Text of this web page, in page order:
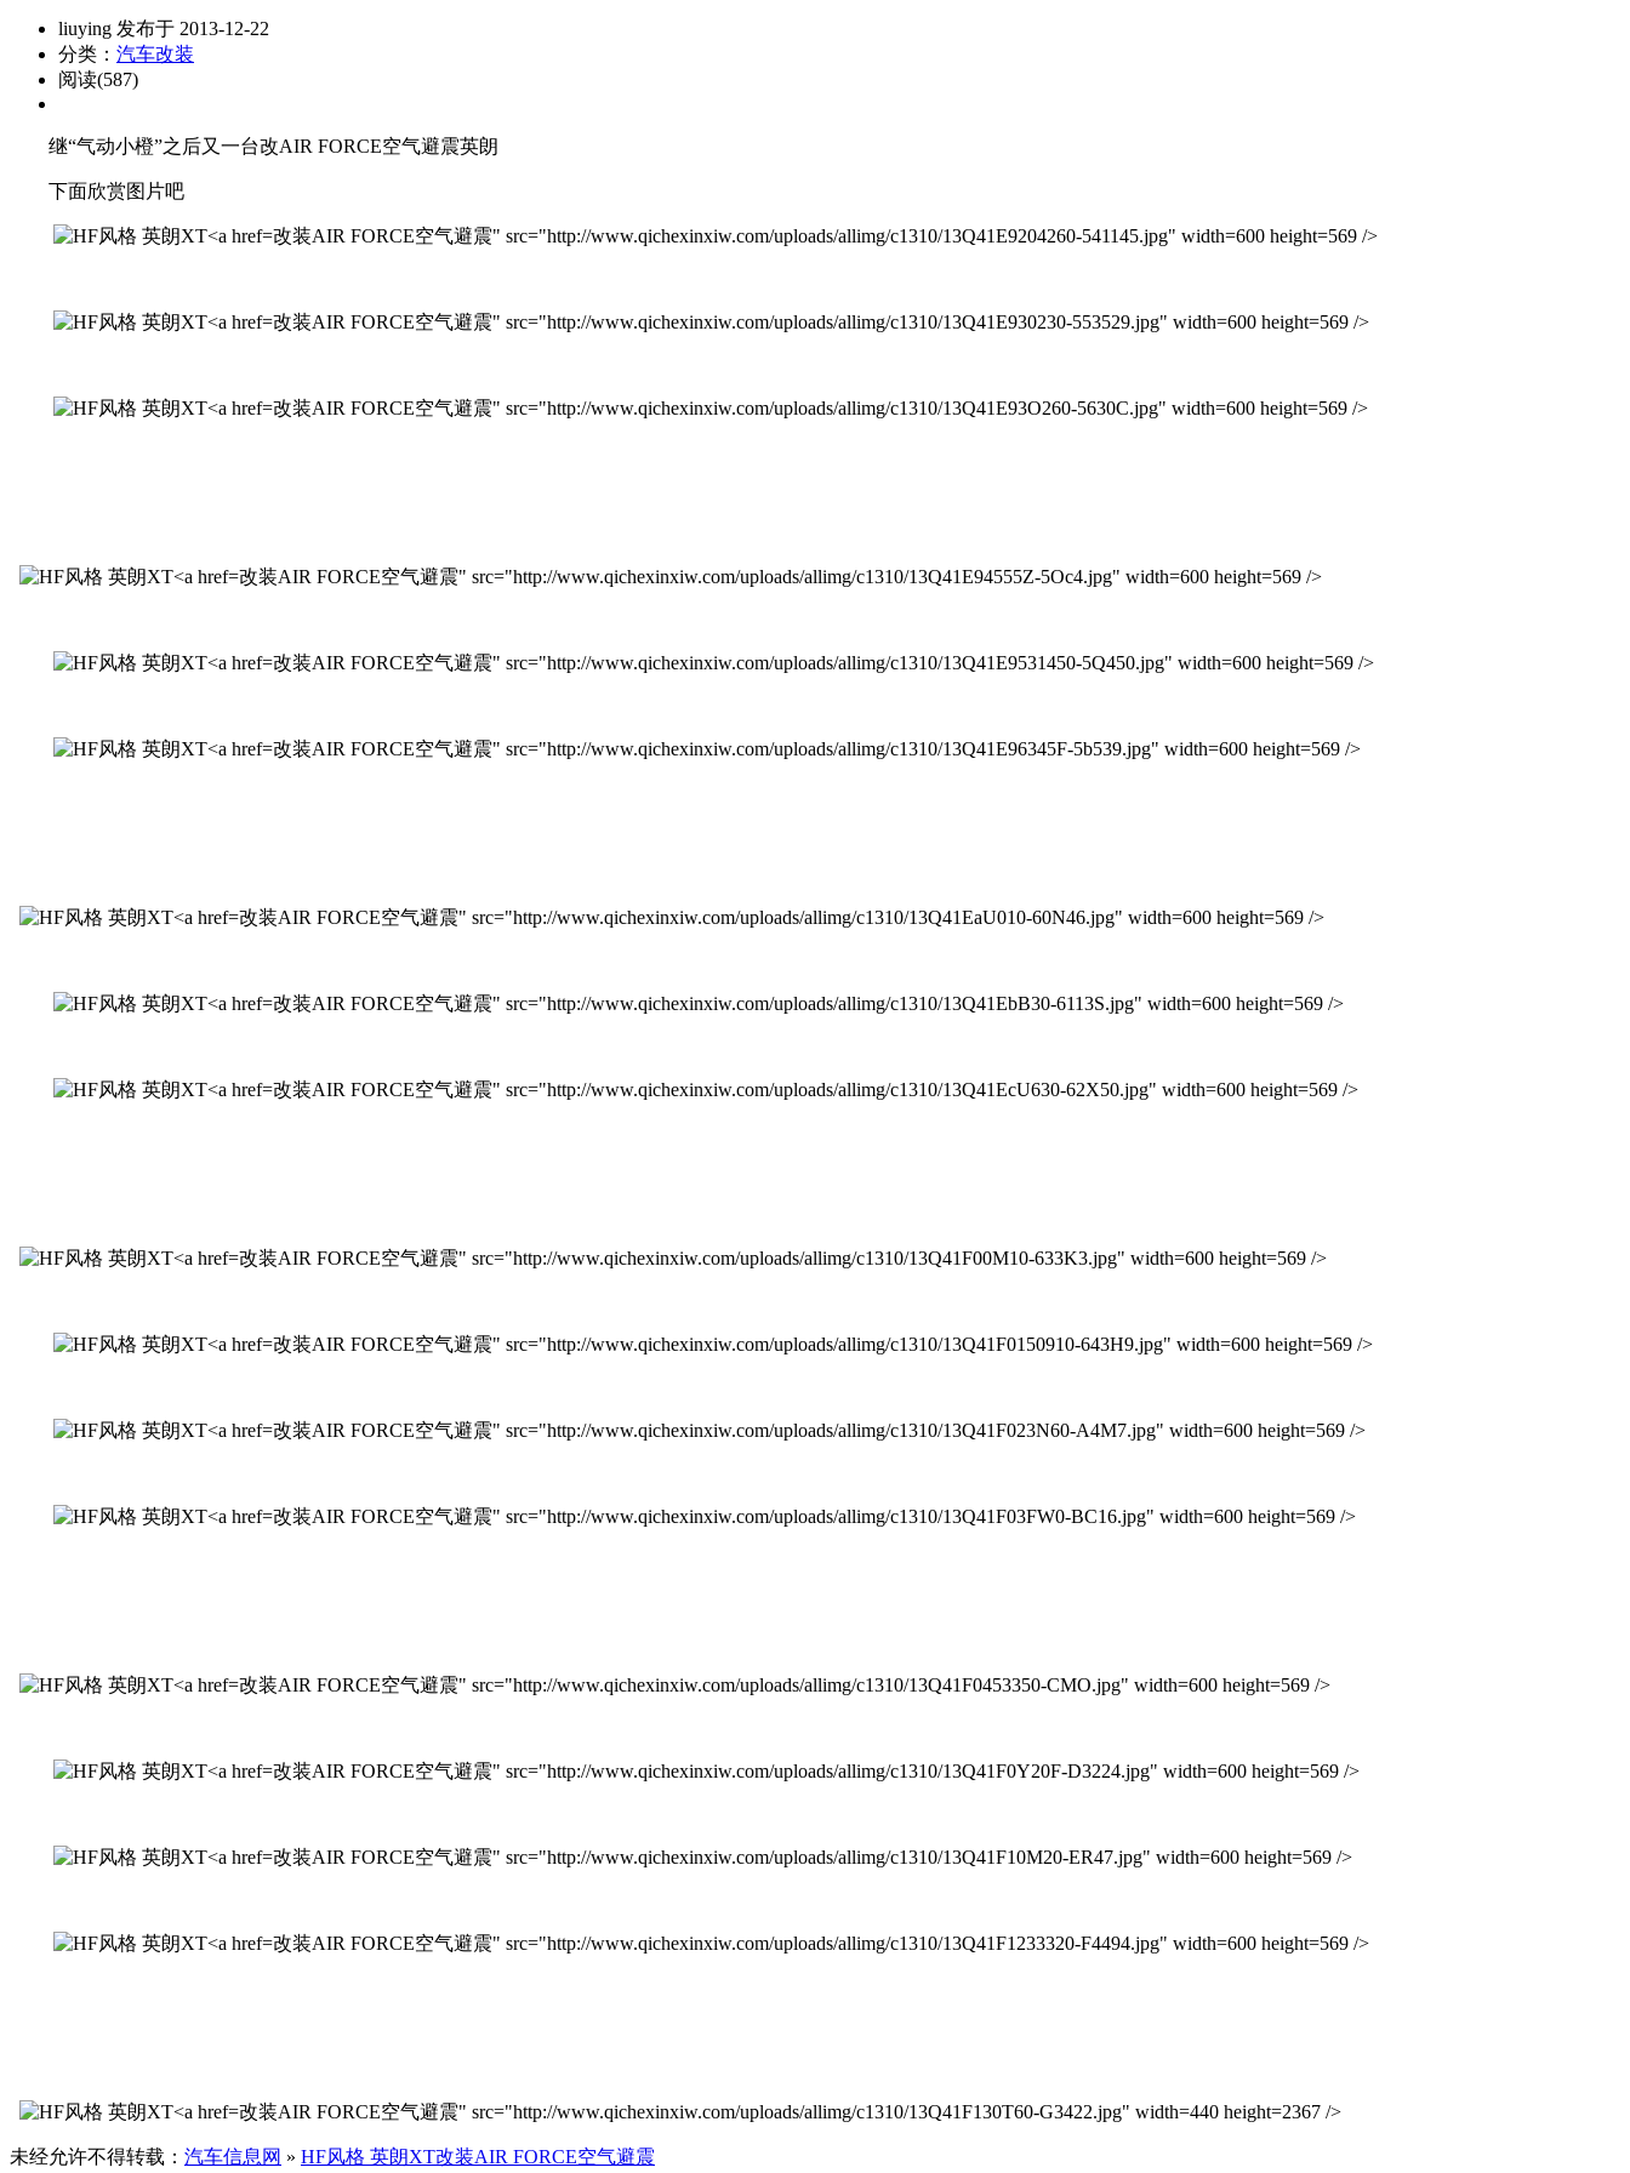
liuying 发布于 2013-12-22
分类： 汽车改装
阅读(587)
继“气动小橙”之后又一台改AIR FORCE空气避震英朗
下面欣赏图片吧
改装AIR FORCE空气避震" src="http://www.qichexinxiw.com/uploads/allimg/c1310/13Q41E9204260-541145.jpg" width=600 height=569 />
改装AIR FORCE空气避震" src="http://www.qichexinxiw.com/uploads/allimg/c1310/13Q41E930230-553529.jpg" width=600 height=569 />
改装AIR FORCE空气避震" src="http://www.qichexinxiw.com/uploads/allimg/c1310/13Q41E93O260-5630C.jpg" width=600 height=569 />
改装AIR FORCE空气避震" src="http://www.qichexinxiw.com/uploads/allimg/c1310/13Q41E94555Z-5Oc4.jpg" width=600 height=569 />
改装AIR FORCE空气避震" src="http://www.qichexinxiw.com/uploads/allimg/c1310/13Q41E9531450-5Q450.jpg" width=600 height=569 />
改装AIR FORCE空气避震" src="http://www.qichexinxiw.com/uploads/allimg/c1310/13Q41E96345F-5b539.jpg" width=600 height=569 />
改装AIR FORCE空气避震" src="http://www.qichexinxiw.com/uploads/allimg/c1310/13Q41EaU010-60N46.jpg" width=600 height=569 />
改装AIR FORCE空气避震" src="http://www.qichexinxiw.com/uploads/allimg/c1310/13Q41EbB30-6113S.jpg" width=600 height=569 />
改装AIR FORCE空气避震" src="http://www.qichexinxiw.com/uploads/allimg/c1310/13Q41EcU630-62X50.jpg" width=600 height=569 />
改装AIR FORCE空气避震" src="http://www.qichexinxiw.com/uploads/allimg/c1310/13Q41F00M10-633K3.jpg" width=600 height=569 />
改装AIR FORCE空气避震" src="http://www.qichexinxiw.com/uploads/allimg/c1310/13Q41F0150910-643H9.jpg" width=600 height=569 />
改装AIR FORCE空气避震" src="http://www.qichexinxiw.com/uploads/allimg/c1310/13Q41F023N60-A4M7.jpg" width=600 height=569 />
改装AIR FORCE空气避震" src="http://www.qichexinxiw.com/uploads/allimg/c1310/13Q41F03FW0-BC16.jpg" width=600 height=569 />
改装AIR FORCE空气避震" src="http://www.qichexinxiw.com/uploads/allimg/c1310/13Q41F0453350-CMO.jpg" width=600 height=569 />
改装AIR FORCE空气避震" src="http://www.qichexinxiw.com/uploads/allimg/c1310/13Q41F0Y20F-D3224.jpg" width=600 height=569 />
改装AIR FORCE空气避震" src="http://www.qichexinxiw.com/uploads/allimg/c1310/13Q41F10M20-ER47.jpg" width=600 height=569 />
改装AIR FORCE空气避震" src="http://www.qichexinxiw.com/uploads/allimg/c1310/13Q41F1233320-F4494.jpg" width=600 height=569 />
改装AIR FORCE空气避震" src="http://www.qichexinxiw.com/uploads/allimg/c1310/13Q41F130T60-G3422.jpg" width=440 height=2367 />
未经允许不得转载： 汽车信息网 » HF风格 英朗XT改装AIR FORCE空气避震